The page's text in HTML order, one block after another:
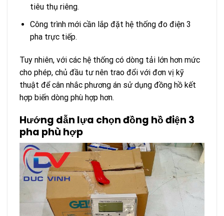
tiêu thụ riêng.
Công trình mới cần lắp đặt hệ thống đo điện 3
pha trực tiếp.
Tuy nhiên, với các hệ thống có dòng tải lớn hơn mức
cho phép, chủ đầu tư nên trao đổi với đơn vị kỹ
thuật để cân nhắc phương án sử dụng đồng hồ kết
hợp biến dòng phù hợp hơn.
Hướng dẫn lựa chọn đồng hồ điện 3
pha phù hợp